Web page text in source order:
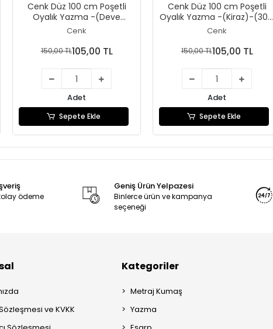
Cenk Düz 100 cm Poşetli
Oyalık Yazma -(Deve
Tüyü)-(301-054)
Cenk
150,00 TL105,00 TL
Adet
Sepete Ekle
Cenk Düz 100 cm Poşetli
Oyalık Yazma -(Kiraz)-(301-
082)
Cenk
150,00 TL105,00 TL
Adet
Sepete Ekle
ödeme
Geniş Ürün Yelpazesi
Binlerce ürün ve kampanya
seçeneği
ve KVKK
Kategoriler
Metraj Kumaş
Yazma